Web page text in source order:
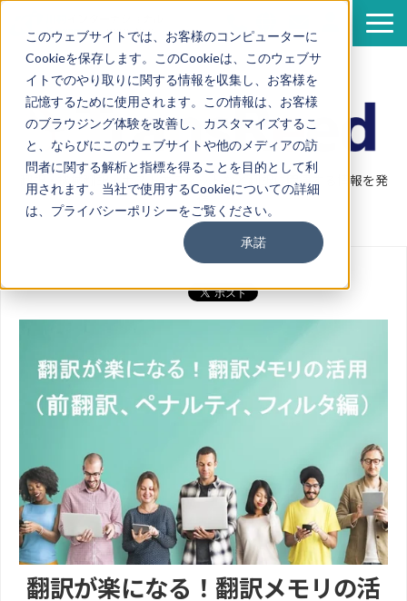
このウェブサイトでは、お客様のコンピューターに
Cookieを保存します。このCookieは、このウェブサ
イトでのやり取りに関する情報を収集し、お客様を
記憶するために使用されます。この情報は、お客様
のブラウジング体験を改善し、カスタマイズするこ
と、ならびにこのウェブサイトや他のメディアの訪
問者に関する解析と指標を得ることを目的として利
用されます。当社で使用するCookieについての詳細
は、プライバシーポリシーをご覧ください。
承諾
サービス
導入事例
資料一覧
セミナー情報
企業情報
翻訳ブログ
翻訳・機械翻訳・ポストエディットなど翻訳に関連する情報を発
信
翻訳が楽になる！翻訳メモリの活